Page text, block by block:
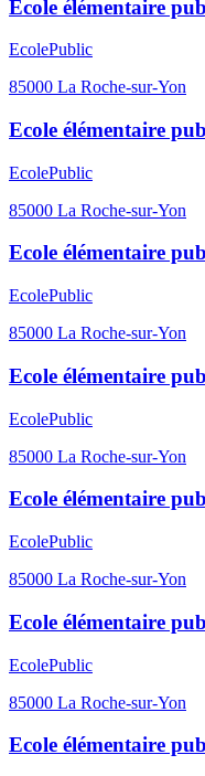
Ecole élémentaire
EcolePublic
85000 La Roche-sur-Yon
Ecole élémentaire
EcolePublic
85000 La Roche-sur-Yon
Ecole élémentaire
EcolePublic
85000 La Roche-sur-Yon
Ecole élémentaire
EcolePublic
85000 La Roche-sur-Yon
Ecole élémentaire
EcolePublic
85000 La Roche-sur-Yon
Ecole élémentaire
EcolePublic
85000 La Roche-sur-Yon
Ecole élémentaire